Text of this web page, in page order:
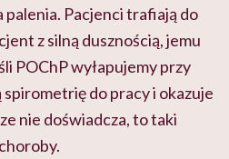
palenia. Pacjenci trafiają do
z silną dusznością, jemu
POChP wyłapujemy przy
do pracy i okazuje
nie doświadcza, to taki